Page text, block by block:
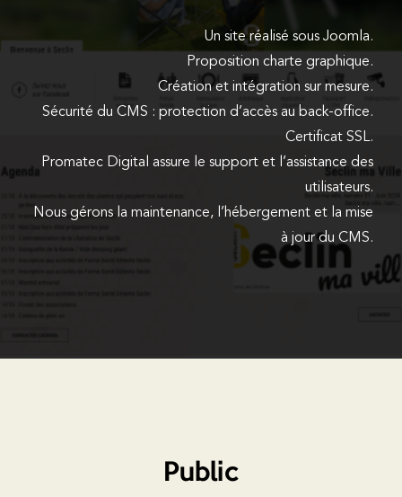
Un site réalisé sous Joomla.
Proposition charte graphique.
Création et intégration sur mesure.
Sécurité du CMS : protection d’accès au back-office.
Certificat SSL.
Promatec Digital assure le support et l’assistance des
utilisateurs.
Nous gérons la maintenance, l’hébergement et la mise
à jour du CMS.
Public